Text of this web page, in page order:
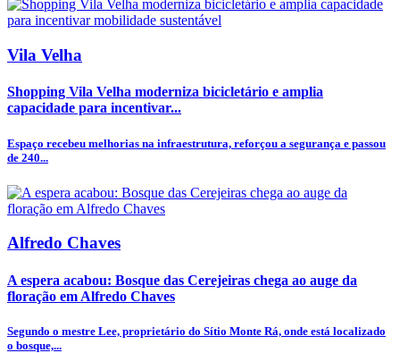
Vila Velha
Shopping Vila Velha moderniza bicicletário e amplia
capacidade para incentivar...
Espaço recebeu melhorias na infraestrutura, reforçou a segurança e passou
de 240...
Alfredo Chaves
A espera acabou: Bosque das Cerejeiras chega ao auge da
floração em Alfredo Chaves
Segundo o mestre Lee, proprietário do Sítio Monte Rá, onde está localizado
o bosque,...